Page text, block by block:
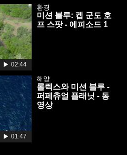
02:44
환경
미션 블루: 켑 군도 호
프 스팟 - 에피소드 1
01:47
해양
롤렉스와 미션 블루 -
퍼페츄얼 플래닛 - 동
영상